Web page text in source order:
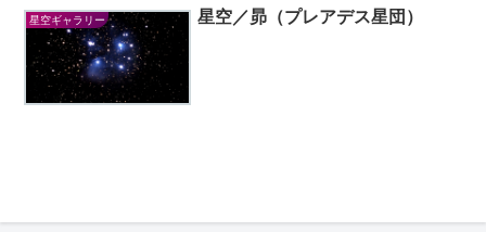
星空ギャラリー 星空／昴（プレアデス星団）